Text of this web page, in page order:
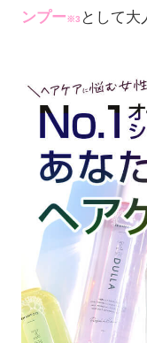
ンプー※3 として大